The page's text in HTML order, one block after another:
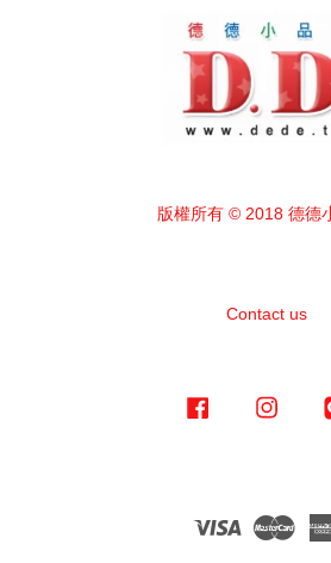
版權所有 © 2018 德德
Contact us
Facebook
Visa